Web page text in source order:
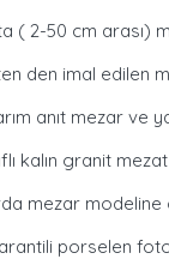
( 2-50 cm
den imal edilen
anıt mezar ve
granit mezat
mezar modeline
porselen